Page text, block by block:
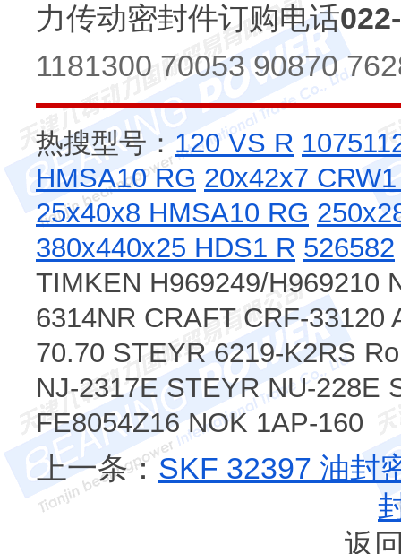
力传动密封件订购电话
1181300 70053 90870
热搜型号： 120 VS R
HMSA10 RG 20x42x7
25x40x8 HMSA10 RG
380x440x25 HDS1 R 526582
TIMKEN H969249/H969210
6314NR CRAFT CRF-33120
70.70 STEYR 6219-K2RS
NJ-2317E STEYR NU-228E
FE8054Z16 NOK 1AP-160
上一条：SKF 32397 油封
返